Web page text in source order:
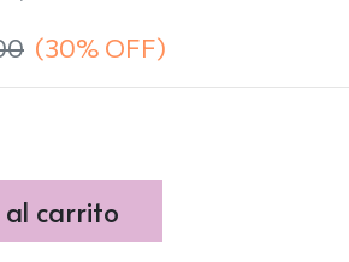
(30% OFF)
carrito